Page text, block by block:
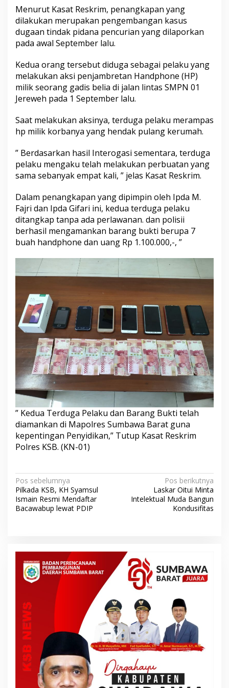
Menurut Kasat Reskrim, penangkapan yang
dilakukan merupakan pengembangan kasus
dugaan tindak pidana pencurian yang dilaporkan
pada awal September lalu.
Kedua orang tersebut diduga sebagai pelaku yang
melakukan aksi penjambretan Handphone (HP)
milik seorang gadis belia di jalan lintas SMPN 01
Jereweh pada 1 September lalu.
Saat melakukan aksinya, terduga pelaku merampas
hp milik korbanya yang hendak pulang kerumah.
” Berdasarkan hasil Interogasi sementara, terduga
pelaku mengaku telah melakukan perbuatan yang
sama sebanyak empat kali, ” jelas Kasat Reskrim.
Dalam penangkapan yang dipimpin oleh Ipda M.
Fajri dan Ipda Gifari ini, kedua terduga pelaku
ditangkap tanpa ada perlawanan. dan polisii
berhasil mengamankan barang bukti berupa 7
buah handphone dan uang Rp 1.100.000,-, ”
” Kedua Terduga Pelaku dan Barang Bukti telah
diamankan di Mapolres Sumbawa Barat guna
kepentingan Penyidikan,” Tutup Kasat Reskrim
Polres KSB. (KN-01)
N
a
v
a
o
Pos sebelumnya
Pilkada KSB, KH Syamsul
Ismain Resmi Mendaftar
Bacawabup lewat PDIP
Pos berikutnya
Laskar Oitui Minta
Intelektual Muda Bangun
Kondusifitas